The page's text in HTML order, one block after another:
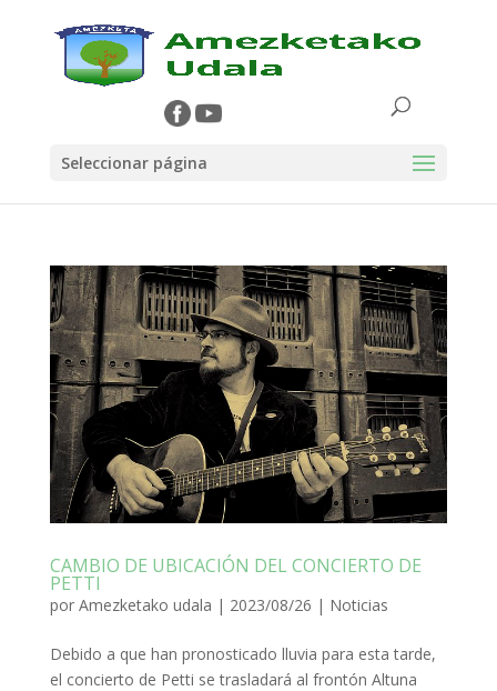
Seleccionar página
CAMBIO DE UBICACIÓN DEL CONCIERTO DE
PETTI
por Amezketako udala | 2023/08/26 | Noticias
Debido a que han pronosticado lluvia para esta tarde,
el concierto de Petti se trasladará al frontón Altuna